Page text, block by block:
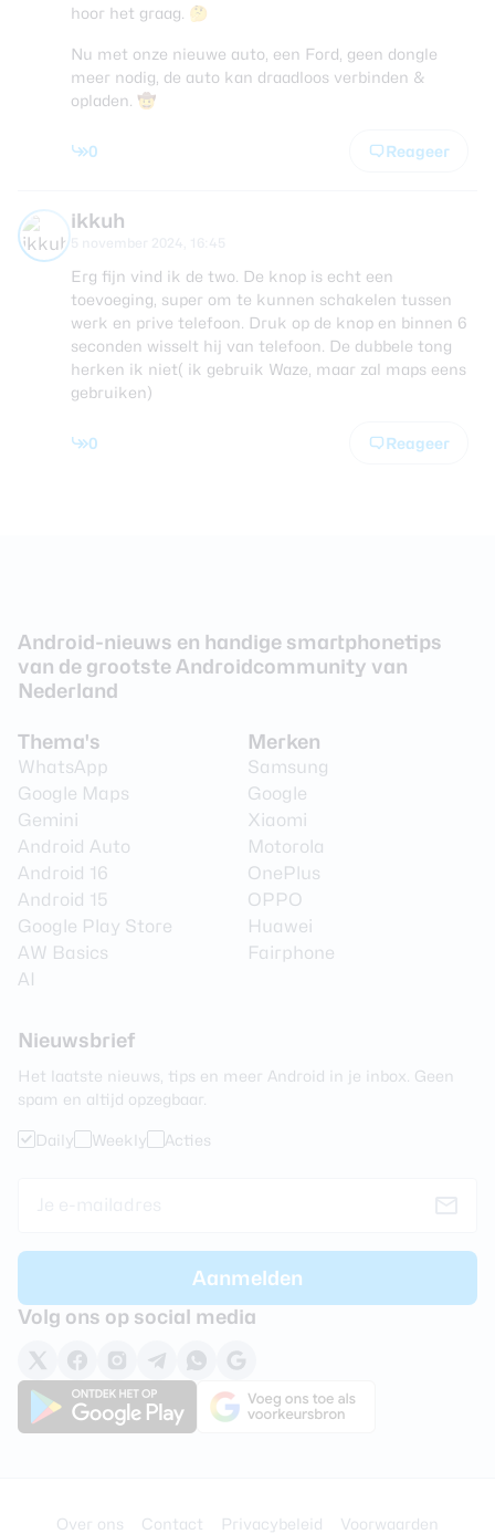
hoor het graag. 🤔
Nu met onze nieuwe auto, een Ford, geen dongle
meer nodig, de auto kan draadloos verbinden &
opladen. 🤠
0 Reageer
ikkuh
Erg fijn vind ik de two. De knop is echt een
toevoeging, super om te kunnen schakelen tussen
werk en prive telefoon. Druk op de knop en binnen 6
seconden wisselt hij van telefoon. De dubbele tong
herken ik niet( ik gebruik Waze, maar zal maps eens
gebruiken)
0 Reageer
Android-nieuws en handige smartphonetips
van de grootste Androidcommunity van
Nederland
Thema's
WhatsApp
Google Maps
Gemini
Android Auto
Android 16
Android 15
Google Play Store
AW Basics
AI
Merken
Samsung
Google
Xiaomi
Motorola
OnePlus
OPPO
Huawei
Fairphone
Nieuwsbrief
Het laatste nieuws, tips en meer Android in je inbox. Geen
spam en altijd opzegbaar.
Daily Weekly Acties
Volg ons op social media
Over ons Contact Privacybeleid Voorwaarden